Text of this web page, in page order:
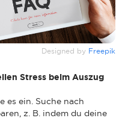
Designed by Freepik
Stress beim Auszug
es ein. Suche nach
z. B. indem du deine